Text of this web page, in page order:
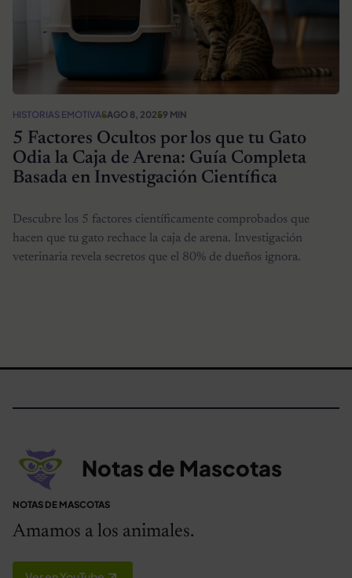
HISTORIAS EMOTIVASAGO 8, 20259 MIN
5 Factores Ocultos por los que tu Gato
Odia la Caja de Arena: Guía Completa
Basada en Investigación Científica
Descubre los 5 factores científicamente comprobados que
hacen que tu gato rechace la caja de arena. Investigación
veterinaria revela secretos que el 80% de dueños ignora.
Notas de Mascotas
NOTAS DE MASCOTAS
Amamos a los animales.